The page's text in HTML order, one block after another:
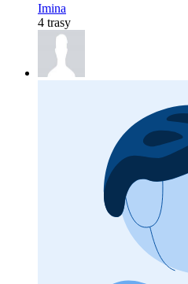
Imina
4 trasy